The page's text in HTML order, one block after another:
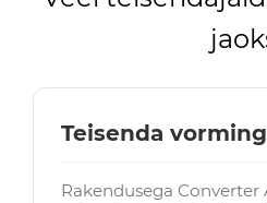
Teisenda
Rakendusega Converter